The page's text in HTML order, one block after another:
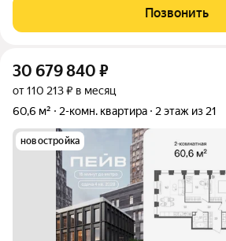
Мастер-зона с гардеробной. Просторное
удобного хранения
Позвонить
30 679 840 ₽
от 110 213 ₽ в месяц
60,6 м²
2-комн. квартира 2 этаж из 21
новостройка